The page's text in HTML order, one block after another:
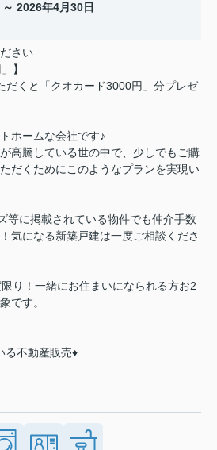
2026年4月30日
さい
】
だくと「クオカード3000円」分プレゼ
ホームな会社です♪
高騰している世の中で、少しでもご購
だくためにこのようなプランを実現い
等に掲載されている物件でも仲介手数
気になる新築戸建は一度ご相談くださ
り！一緒にお住まいになられる方お2
です。
る不動産販売♦